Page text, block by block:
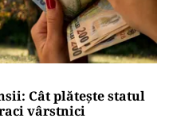
Cât plătește statul
vârstnici